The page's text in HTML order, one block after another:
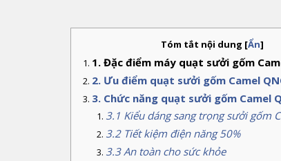
Tóm tắt nội dung [Ẩn]
1. Đặc điểm máy quạt sưởi gốm
2. Ưu điểm quạt sưởi gốm Camel
3. Chức năng quạt sưởi gốm Camel
3.1 Kiểu dáng sang trọng sưởi gốm
3.2 Tiết kiệm điện năng 50%
3.3 An toàn cho sức khỏe